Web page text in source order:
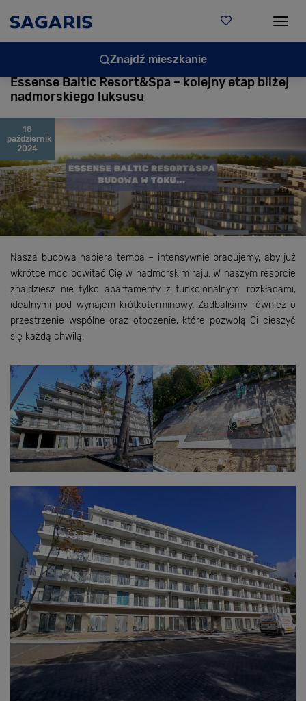
Znajdź mieszkanie
Essense Baltic Resort&Spa – kolejny etap bliżej
nadmorskiego luksusu
18
październik
2024
Nasza budowa nabiera tempa – intensywnie pracujemy, aby już
wkrótce moc powitać Cię w nadmorskim raju. W naszym resorcie
znajdziesz nie tylko apartamenty z funkcjonalnymi rozkładami,
idealnymi pod wynajem krótkoterminowy. Zadbaliśmy również o
przestrzenie wspólne oraz otoczenie, które pozwolą Ci cieszyć
się każdą chwilą.